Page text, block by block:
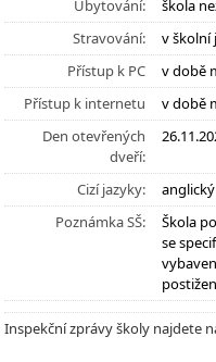
Ubytování:
škola
Stravování:
v školní
Přístup k PC
v době
Přístup k internetu
v době
Den otevřených
dveří:
Cizí jazyky:
Poznámka SŠ:
Škola
se
Inspekční zprávy školy najdete